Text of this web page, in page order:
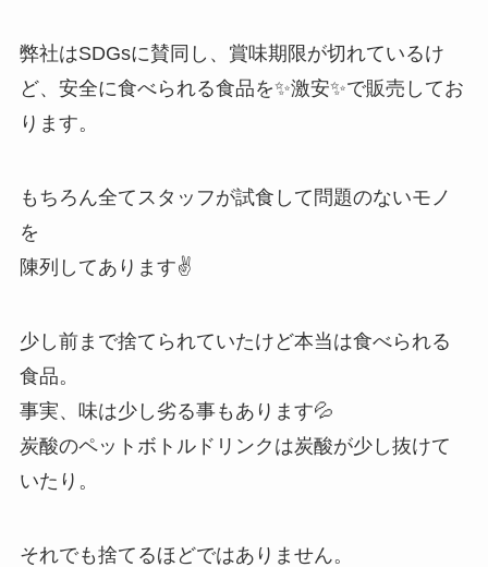
弊社はSDGsに賛同し、賞味期限が切れているけ
ど、安全に食べられる食品を✨激安✨で販売してお
ります。
もちろん全てスタッフが試食して問題のないモノ
を
陳列してあります✌️
少し前まで捨てられていたけど本当は食べられる
食品。
事実、味は少し劣る事もあります💦
炭酸のペットボトルドリンクは炭酸が少し抜けて
いたり。
それでも捨てるほどではありません。